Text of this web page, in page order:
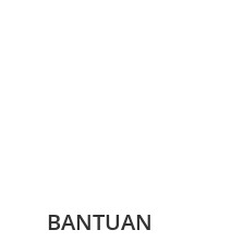
BANTUAN